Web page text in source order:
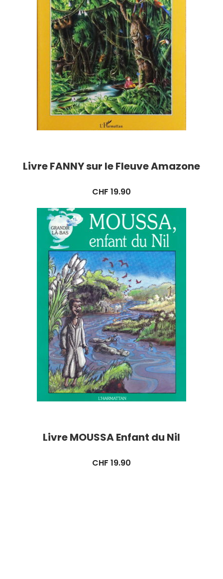
Livre FANNY sur le Fleuve Amazone
CHF 19.90
Livre MOUSSA Enfant du Nil
CHF 19.90